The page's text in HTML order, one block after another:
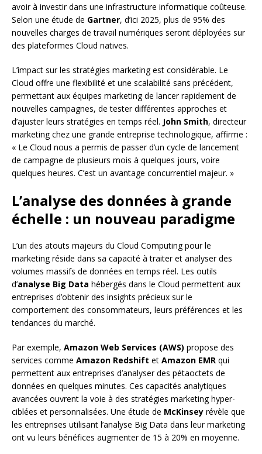
avoir à investir dans une infrastructure informatique coûteuse.
Selon une étude de Gartner, d’ici 2025, plus de 95% des
nouvelles charges de travail numériques seront déployées sur
des plateformes Cloud natives.
L’impact sur les stratégies marketing est considérable. Le
Cloud offre une flexibilité et une scalabilité sans précédent,
permettant aux équipes marketing de lancer rapidement de
nouvelles campagnes, de tester différentes approches et
d’ajuster leurs stratégies en temps réel. John Smith, directeur
marketing chez une grande entreprise technologique, affirme :
« Le Cloud nous a permis de passer d’un cycle de lancement
de campagne de plusieurs mois à quelques jours, voire
quelques heures. C’est un avantage concurrentiel majeur. »
L’analyse des données à grande
échelle : un nouveau paradigme
L’un des atouts majeurs du Cloud Computing pour le
marketing réside dans sa capacité à traiter et analyser des
volumes massifs de données en temps réel. Les outils
d’analyse Big Data hébergés dans le Cloud permettent aux
entreprises d’obtenir des insights précieux sur le
comportement des consommateurs, leurs préférences et les
tendances du marché.
Par exemple, Amazon Web Services (AWS) propose des
services comme Amazon Redshift et Amazon EMR qui
permettent aux entreprises d’analyser des pétaoctets de
données en quelques minutes. Ces capacités analytiques
avancées ouvrent la voie à des stratégies marketing hyper-
ciblées et personnalisées. Une étude de McKinsey révèle que
les entreprises utilisant l’analyse Big Data dans leur marketing
ont vu leurs bénéfices augmenter de 15 à 20% en moyenne.